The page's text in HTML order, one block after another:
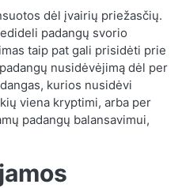
dėl įvairių priežasčių.
padangų svorio
taip pat gali prisidėti prie
nusidėvėjimą dėl per
kurios nusidėvi
viena kryptimi, arba per
padangų balansavimui,